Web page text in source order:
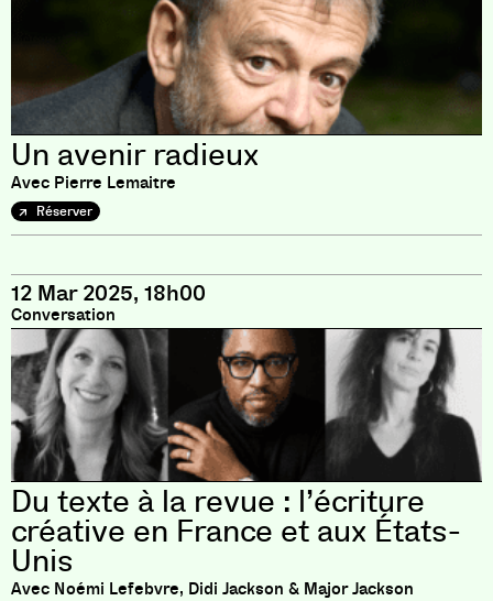
Un avenir radieux
Avec Pierre Lemaitre
Réserver
12 Mar 2025, 18h00
Conversation
Du texte à la revue : l’écriture
créative en France et aux États-
Unis
Avec Noémi Lefebvre, Didi Jackson & Major Jackson